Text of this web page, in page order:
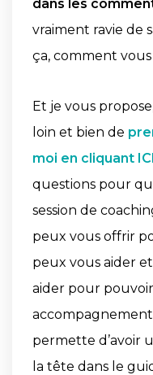
dans les
vraiment ravie de
ça, comment
Et je vous
loin et bien de
moi en cliquant
questions pour
session de
peux vous offrir
peux vous aider
aider pour
permette d’avoir
la tête dans le